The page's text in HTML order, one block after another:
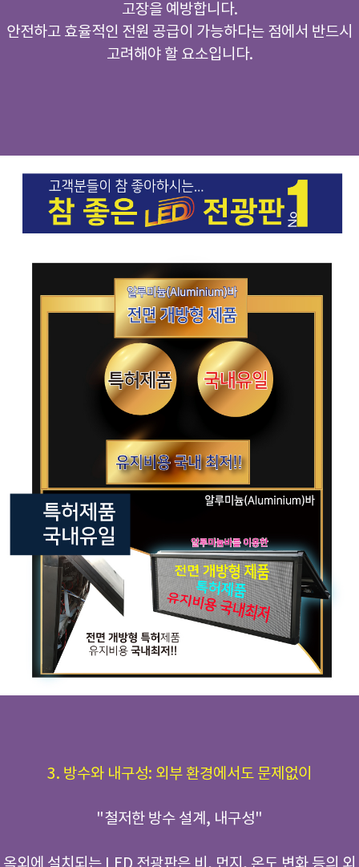
고장을 예방합니다.
안전하고 효율적인 전원 공급이 가능하다는 점에서 반드시
고려해야 할 요소입니다.
3. 방수와 내구성: 외부 환경에서도 문제없이
"철저한 방수 설계, 내구성"